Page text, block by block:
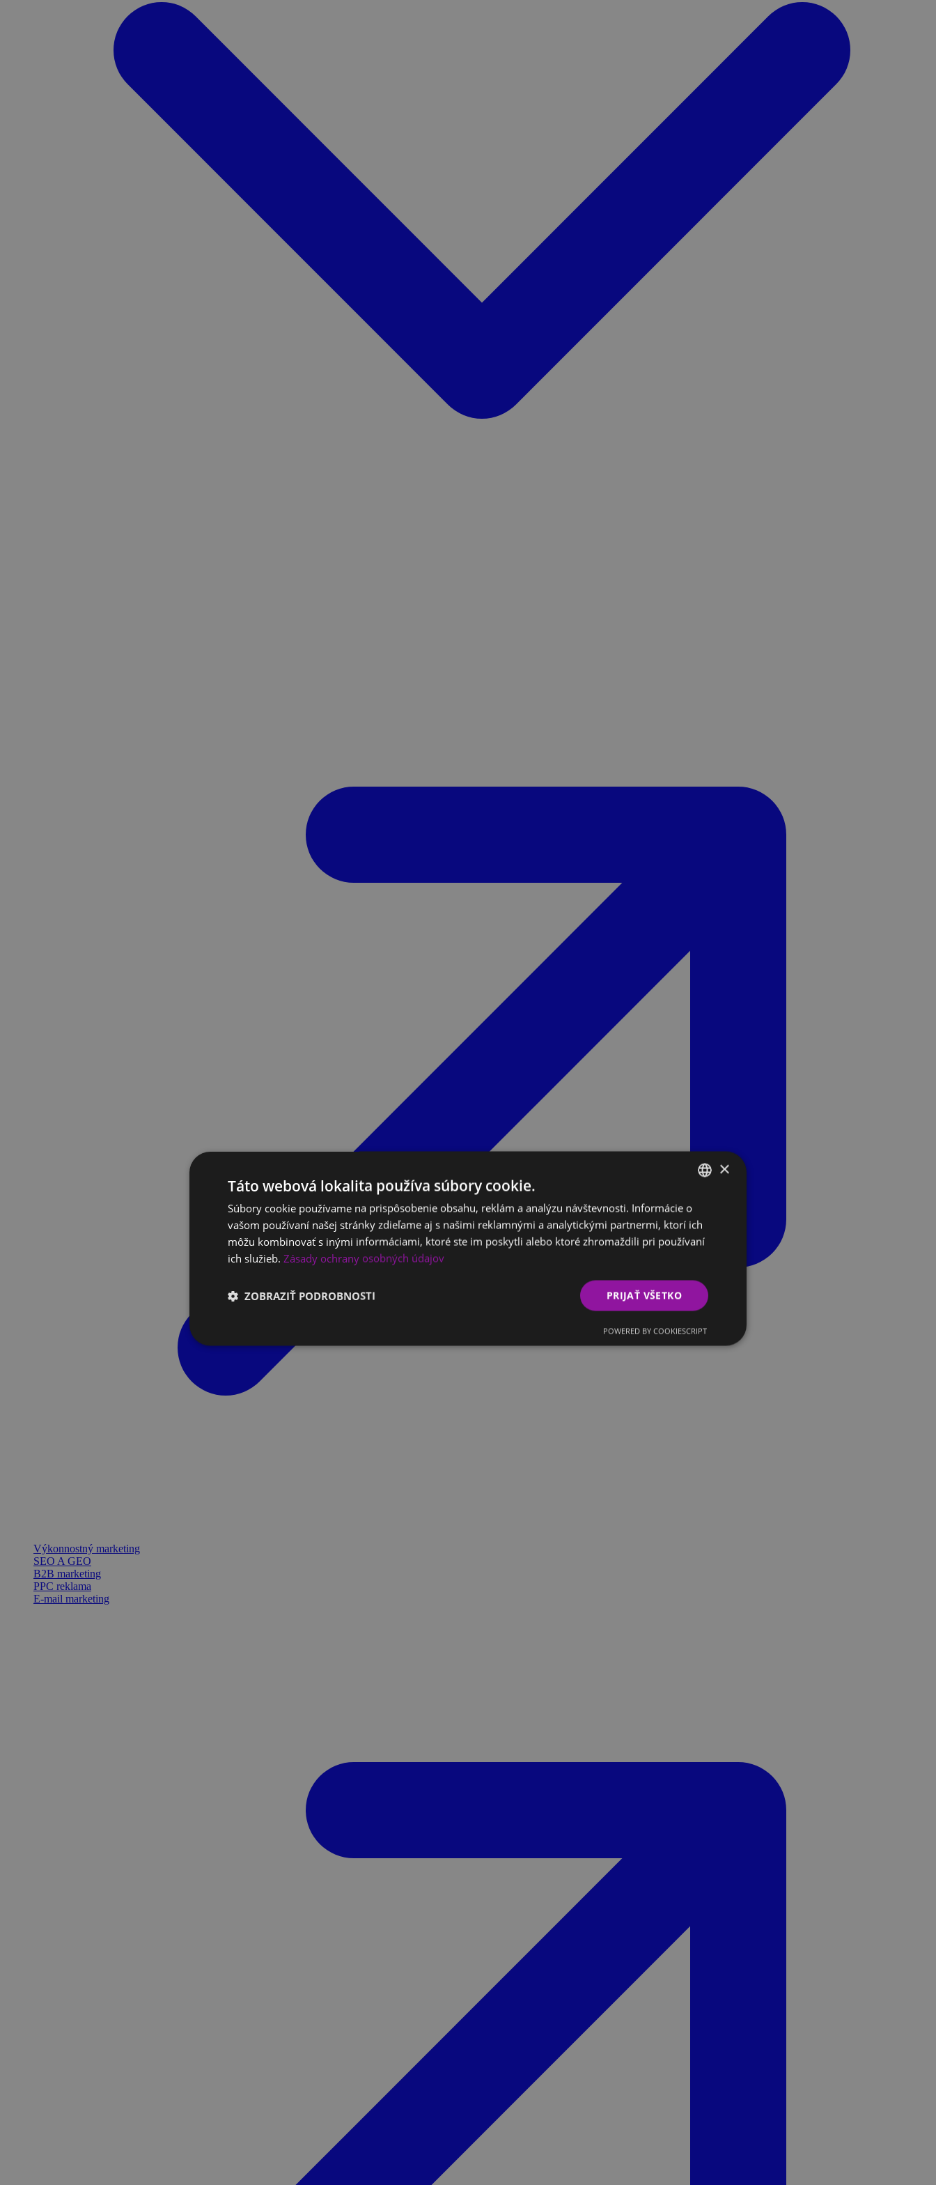
Výkonnostný marketing
SEO A GEO
B2B marketing
PPC reklama
E-mail marketing
SLOVAK
ENGLISH
×
Táto webová lokalita používa súbory cookie.
Súbory cookie používame na prispôsobenie obsahu, reklám a analýzu návštevnosti. Informácie o
vašom používaní našej stránky zdieľame aj s našimi reklamnými a analytickými partnermi, ktorí ich
môžu kombinovať s inými informáciami, ktoré ste im poskytli alebo ktoré zhromaždili pri používaní
ich služieb. Zásady ochrany osobných údajov
PRIJAŤ VŠETKO
ZOBRAZIŤ PODROBNOSTI
POWERED BY COOKIESCRIPT